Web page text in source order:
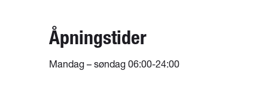
Åpningstider
Mandag – søndag 06:00-24:00